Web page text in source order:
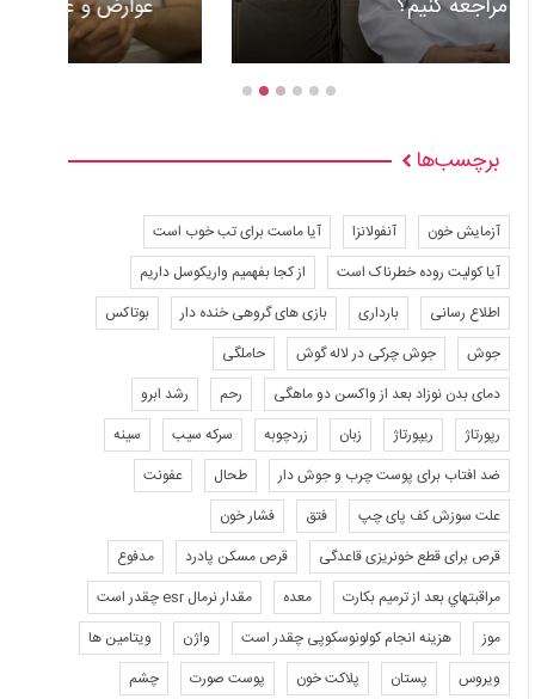
برچسب‌ها
آزمایش خون آنفولانزا
آیا ماست برای تب خوب است
آیا کولیت روده خطرناک است
از کجا بفهمیم واریکوسل داریم
اطلاع رسانی
بارداری بازی های گروهی خنده دار
بوتاکس
جوش
جوش چرکی در لاله گوش
حاملگی
دمای بدن نوزاد بعد از واکسن دو ماهگی
رحم
رشد ابرو
رپورتاژ
ریپورتاژ زبان زردچوبه سرکه سیب
سینه
ضد افتاب برای پوست چرب و جوش دار
طحال
عفونت
علت سوزش کف پای چپ
فتق
فشار خون
قرص برای قطع خونریزی قاعدگی
قرص مسکن پادرد
مدفوع
مراقبتهاي بعد از ترميم بكارت
معده
مقدار نرمال esr چقدر است
موز
هزینه انجام کولونوسکوپی چقدر است واژن
ویتامین ها
ویروس
پستان پلاکت خون پوست صورت
چشم